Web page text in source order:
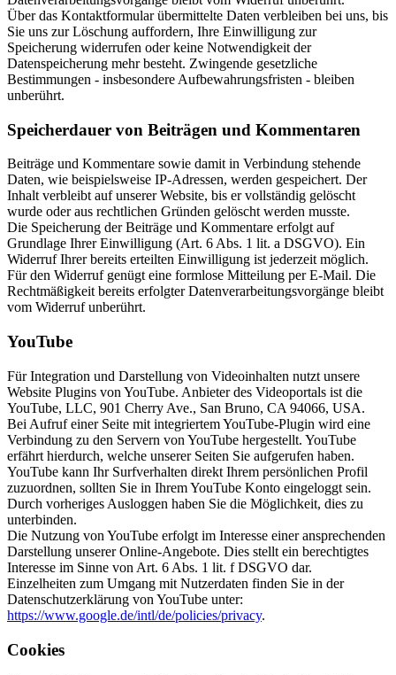
Über das Kontaktformular übermittelte Daten verbleiben bei uns, bis
Sie uns zur Löschung auffordern, Ihre Einwilligung zur
Speicherung widerrufen oder keine Notwendigkeit der
Datenspeicherung mehr besteht. Zwingende gesetzliche
Bestimmungen - insbesondere Aufbewahrungsfristen - bleiben
unberührt.
Speicherdauer von Beiträgen und Kommentaren
Beiträge und Kommentare sowie damit in Verbindung stehende
Daten, wie beispielsweise IP-Adressen, werden gespeichert. Der
Inhalt verbleibt auf unserer Website, bis er vollständig gelöscht
wurde oder aus rechtlichen Gründen gelöscht werden musste.
Die Speicherung der Beiträge und Kommentare erfolgt auf
Grundlage Ihrer Einwilligung (Art. 6 Abs. 1 lit. a DSGVO). Ein
Widerruf Ihrer bereits erteilten Einwilligung ist jederzeit möglich.
Für den Widerruf genügt eine formlose Mitteilung per E-Mail. Die
Rechtmäßigkeit bereits erfolgter Datenverarbeitungsvorgänge bleibt
vom Widerruf unberührt.
YouTube
Für Integration und Darstellung von Videoinhalten nutzt unsere
Website Plugins von YouTube. Anbieter des Videoportals ist die
YouTube, LLC, 901 Cherry Ave., San Bruno, CA 94066, USA.
Bei Aufruf einer Seite mit integriertem YouTube-Plugin wird eine
Verbindung zu den Servern von YouTube hergestellt. YouTube
erfährt hierdurch, welche unserer Seiten Sie aufgerufen haben.
YouTube kann Ihr Surfverhalten direkt Ihrem persönlichen Profil
zuzuordnen, sollten Sie in Ihrem YouTube Konto eingeloggt sein.
Durch vorheriges Ausloggen haben Sie die Möglichkeit, dies zu
unterbinden.
Die Nutzung von YouTube erfolgt im Interesse einer ansprechenden
Darstellung unserer Online-Angebote. Dies stellt ein berechtigtes
Interesse im Sinne von Art. 6 Abs. 1 lit. f DSGVO dar.
Einzelheiten zum Umgang mit Nutzerdaten finden Sie in der
Datenschutzerklärung von YouTube unter:
https://www.google.de/intl/de/policies/privacy.
Cookies